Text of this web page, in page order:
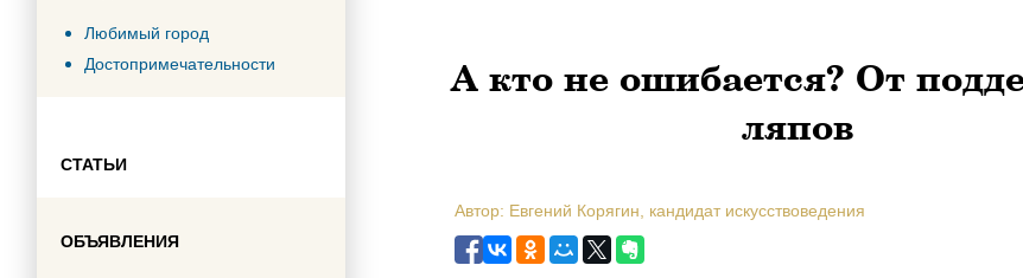
Любимый город
Достопримечательности
СТАТЬИ
ОБЪЯВЛЕНИЯ
А кто не ошибается? От
ляпов
Автор: Евгений Корягин, кандидат искусствоведения